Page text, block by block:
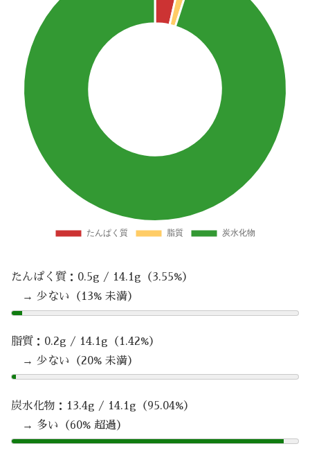
たんぱく質：0.5g / 14.1g（3.55%）
→ 少ない（13% 未満）
脂質：0.2g / 14.1g（1.42%）
→ 少ない（20% 未満）
炭水化物：13.4g / 14.1g（95.04%）
→ 多い（60% 超過）